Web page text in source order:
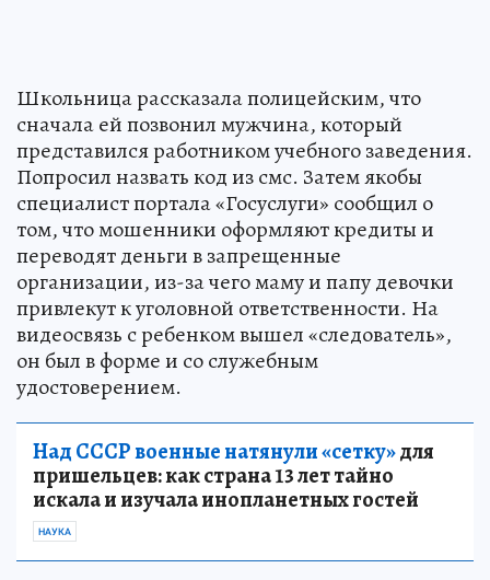
Школьница рассказала полицейским, что
сначала ей позвонил мужчина, который
представился работником учебного заведения.
Попросил назвать код из смс. Затем якобы
специалист портала «Госуслуги» сообщил о
том, что мошенники оформляют кредиты и
переводят деньги в запрещенные
организации, из-за чего маму и папу девочки
привлекут к уголовной ответственности. На
видеосвязь с ребенком вышел «следователь»,
он был в форме и со служебным
удостоверением.
Над СССР военные натянули «сетку»для
пришельцев: как страна 13 лет тайно
искала и изучала инопланетных гостей
НАУКА